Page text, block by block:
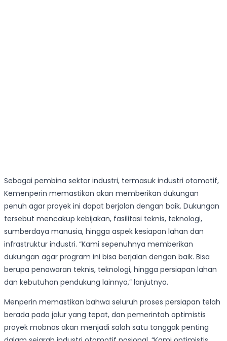
Sebagai pembina sektor industri, termasuk industri otomotif,
Kemenperin memastikan akan memberikan dukungan
penuh agar proyek ini dapat berjalan dengan baik. Dukungan
tersebut mencakup kebijakan, fasilitasi teknis, teknologi,
sumberdaya manusia, hingga aspek kesiapan lahan dan
infrastruktur industri. “Kami sepenuhnya memberikan
dukungan agar program ini bisa berjalan dengan baik. Bisa
berupa penawaran teknis, teknologi, hingga persiapan lahan
dan kebutuhan pendukung lainnya,” lanjutnya.
Menperin memastikan bahwa seluruh proses persiapan telah
berada pada jalur yang tepat, dan pemerintah optimistis
proyek mobnas akan menjadi salah satu tonggak penting